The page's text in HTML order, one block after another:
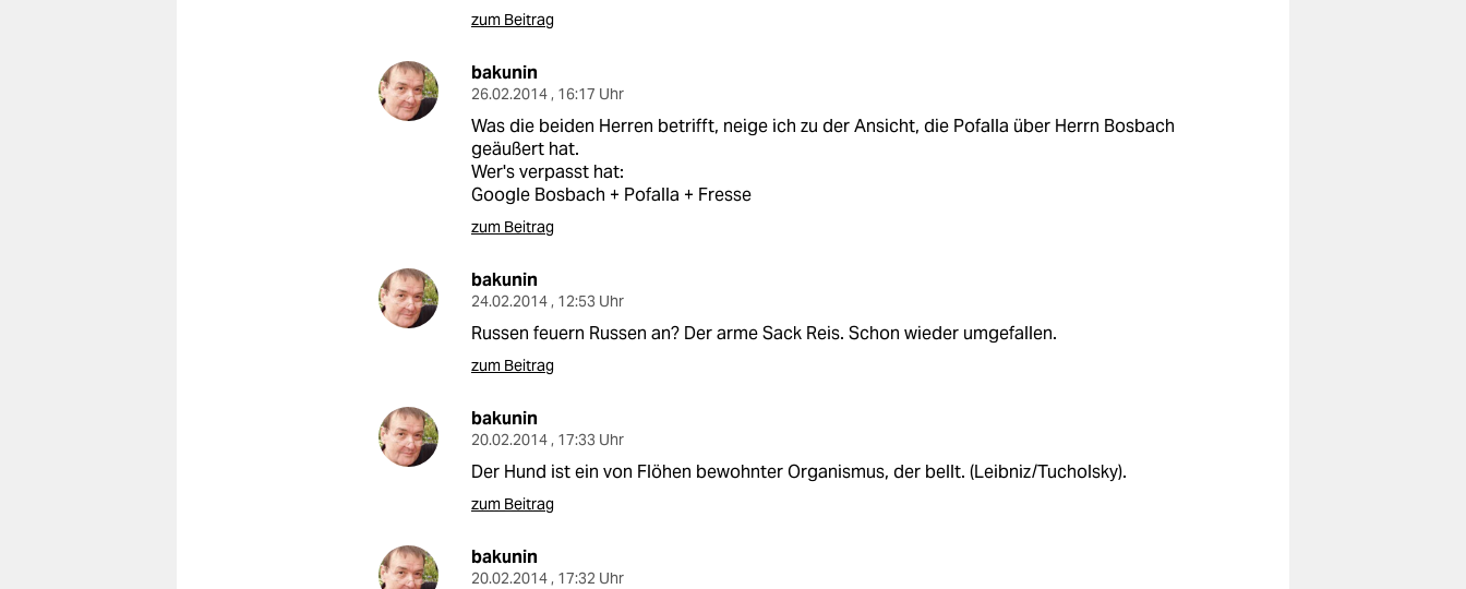
zum Beitrag
bakunin
26.02.2014 , 16:17 Uhr
Was die beiden Herren betrifft, neige ich zu der Ansicht, die Pofalla über Herrn Bosbach
geäußert hat.
Wer's verpasst hat:
Google Bosbach + Pofalla + Fresse
zum Beitrag
bakunin
24.02.2014 , 12:53 Uhr
Russen feuern Russen an? Der arme Sack Reis. Schon wieder umgefallen.
zum Beitrag
bakunin
20.02.2014 , 17:33 Uhr
Der Hund ist ein von Flöhen bewohnter Organismus, der bellt. (Leibniz/Tucholsky).
zum Beitrag
bakunin
20.02.2014 , 17:32 Uhr